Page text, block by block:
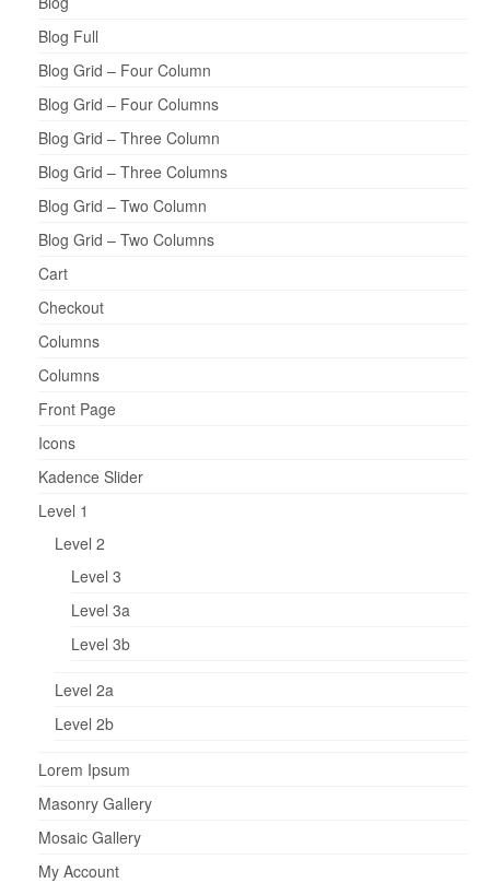
Blog Full
Blog Grid – Four Column
Blog Grid – Four Columns
Blog Grid – Three Column
Blog Grid – Three Columns
Blog Grid – Two Column
Blog Grid – Two Columns
Cart
Checkout
Columns
Columns
Front Page
Icons
Kadence Slider
Level 1
Level 2
Level 3
Level 3a
Level 3b
Level 2a
Level 2b
Lorem Ipsum
Masonry Gallery
Mosaic Gallery
My Account